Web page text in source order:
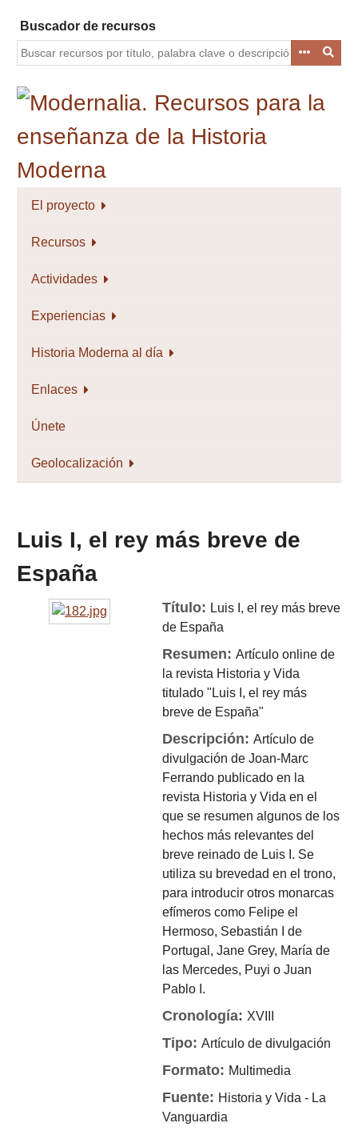
contenido
principal
Buscador de recursos
El proyecto
Recursos
Actividades
Experiencias
Historia Moderna al día
Enlaces
Únete
Geolocalización
Luis I, el rey más breve de
España
Título: Luis I, el rey más breve
de España
Resumen:Artículo online de
la revista Historia y Vida
titulado "Luis I, el rey más
breve de España"
Descripción:Artículo de
divulgación de Joan-Marc
Ferrando publicado en la
revista Historia y Vida en el
que se resumen algunos de los
hechos más relevantes del
breve reinado de Luis I. Se
utiliza su brevedad en el trono,
para introducir otros monarcas
efímeros como Felipe el
Hermoso, Sebastián I de
Portugal, Jane Grey, María de
las Mercedes, Puyi o Juan
Pablo I.
Cronología:XVIII
Tipo:Artículo de divulgación
Formato: Multimedia
Fuente: Historia y Vida - La
Vanguardia